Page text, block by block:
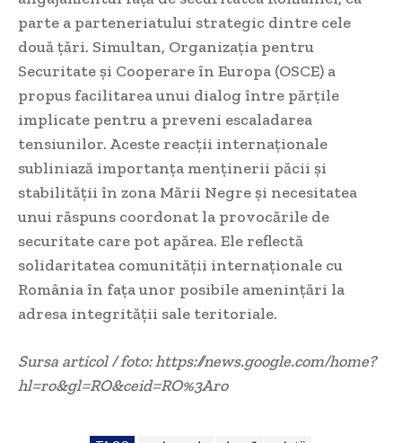
parte a parteneriatului strategic dintre cele
două țări. Simultan, Organizația pentru
Securitate și Cooperare în Europa (OSCE) a
propus facilitarea unui dialog între părțile
implicate pentru a preveni escaladarea
tensiunilor. Aceste reacții internaționale
subliniază importanța menținerii păcii și
stabilității în zona Mării Negre și necesitatea
unui răspuns coordonat la provocările de
securitate care pot apărea. Ele reflectă
solidaritatea comunității internaționale cu
România în fața unor posibile amenințări la
adresa integrității sale teritoriale.
Sursa articol / foto: https://news.google.com/home?
hl=ro&gl=RO&ceid=RO%3Aro